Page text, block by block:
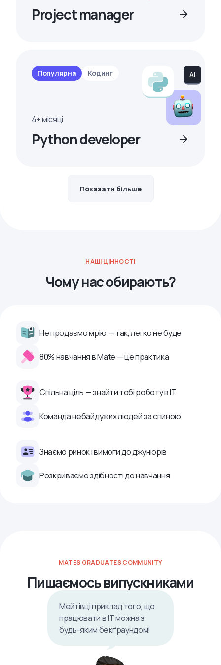
Project manager
Популярна Кодинг
4+ місяці
Python developer
Показати більше
НАШІ ЦІННОСТІ
Чому нас обирають?
Не продаємо мрію — так, легко не буде
80% навчання в Mate — це практика
Спільна ціль — знайти тобі роботу в ІТ
Команда небайдужих людей за спиною
Знаємо ринок і вимоги до джуніорів
Розкриваємо здібності до навчання
MATES GRADUATES COMMUNITY
Пишаємось випускниками
Мейтівці приклад того, що
працювати в ІТ можна з
будь-яким бекґраундом!